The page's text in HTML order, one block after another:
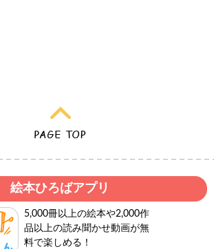
絵本ひろばアプリ
5,000冊以上の絵本や2,000作
品以上の読み聞かせ動画が無
料で楽しめる！